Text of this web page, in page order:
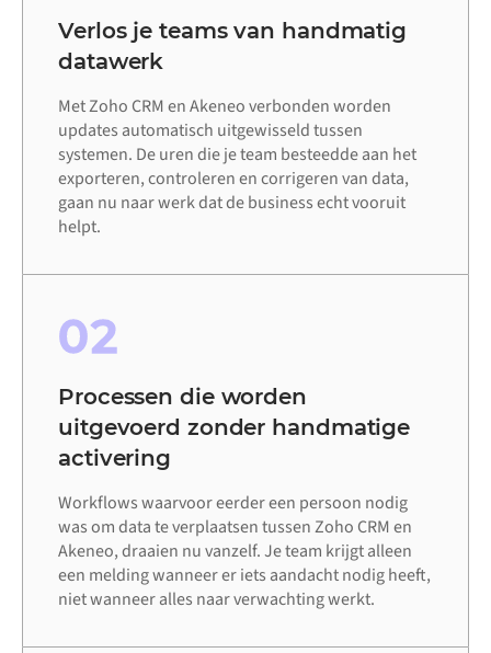
Verlos je teams van handmatig
datawerk
Met Zoho CRM en Akeneo verbonden worden
updates automatisch uitgewisseld tussen
systemen. De uren die je team besteedde aan het
exporteren, controleren en corrigeren van data,
gaan nu naar werk dat de business echt vooruit
helpt.
02
Processen die worden
uitgevoerd zonder handmatige
activering
Workflows waarvoor eerder een persoon nodig
was om data te verplaatsen tussen Zoho CRM en
Akeneo, draaien nu vanzelf. Je team krijgt alleen
een melding wanneer er iets aandacht nodig heeft,
niet wanneer alles naar verwachting werkt.